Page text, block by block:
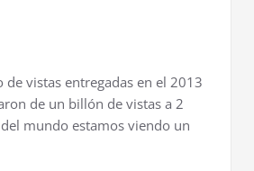
vistas entregadas en el 2013
de un billón de vistas a 2
mundo estamos viendo un